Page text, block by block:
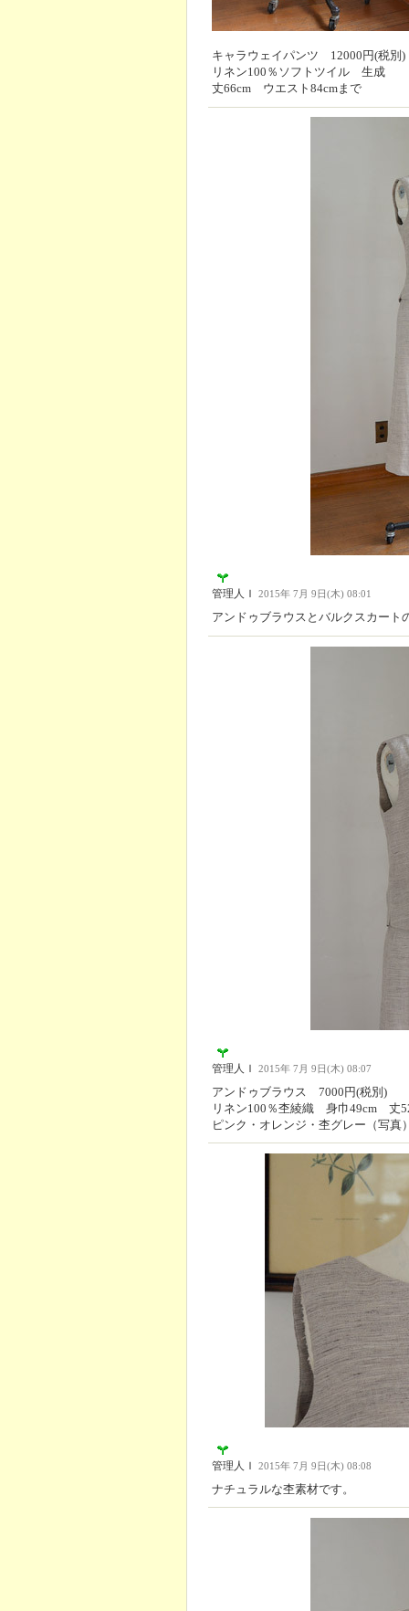
キャラウェイパンツ 12000円(税別)
リネン100％ソフトツイル 生成
丈66cm ウエスト84cmまで
管理人Ｉ 2015年 7月 9日(木) 08:01
アンドゥブラウスとバルクスカート
管理人Ｉ 2015年 7月 9日(木) 08:07
アンドゥブラウス 7000円(税別)
リネン100％杢綾織 身巾49cm 丈
ピンク・オレンジ・杢グレー（写真
管理人Ｉ 2015年 7月 9日(木) 08:08
ナチュラルな杢素材です。